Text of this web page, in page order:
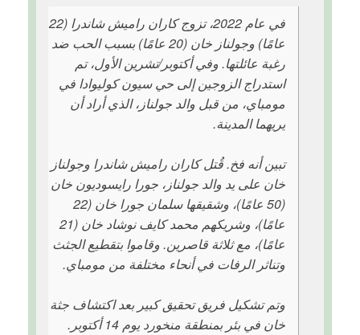
في عام 2022، تزوج كاران راميش شاندرا (22
عامًا) وجولناز خان (20 عامًا) بسبب الحب ضد
رغبة عائلتها. وفي أكتوبر/تشرين الأول، تم
استدراج الزوجين إلى حي سيون كوليوادا في
مومباي، من قبل والد جولناز، الذي أراد أن
يريهما المدينة.
تبين أنه فخ. قُتل كاران راميش شاندرا وجولناز
خان على يد والد جولناز، جورا رايسوديون خان
(50 عامًا)، وشقيقها سلمان جورا خان (22
عامًا)، وشريكهم محمد كايف نوشاد خان (21
عامًا)، مع ثلاثة قاصرين. وقاموا بتقطيع الجثث
وتناثر الرفات في أنحاء مختلفة من مومباي.
وتم تشكيل فريق تحقيق كبير بعد اكتشاف جثة
خان في بئر بمنطقة منخورد يوم 14 أكتوبر.